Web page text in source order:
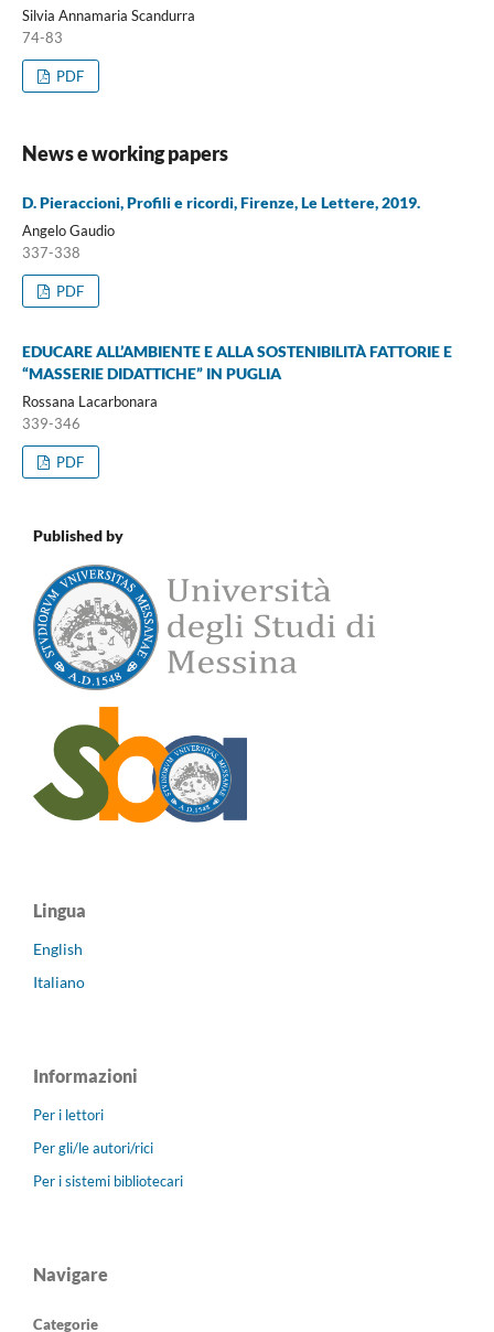
Silvia Annamaria Scandurra
74-83
PDF
News e working papers
D. Pieraccioni, Profili e ricordi, Firenze, Le Lettere, 2019.
Angelo Gaudio
337-338
PDF
EDUCARE ALL’AMBIENTE E ALLA SOSTENIBILITÀ FATTORIE E
“MASSERIE DIDATTICHE” IN PUGLIA
Rossana Lacarbonara
339-346
PDF
Published by
Lingua
English
Italiano
Informazioni
Per i lettori
Per gli/le autori/rici
Per i sistemi bibliotecari
Navigare
Categorie